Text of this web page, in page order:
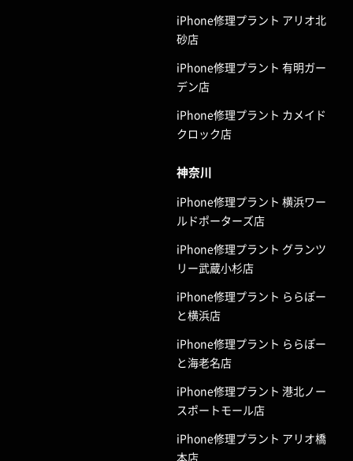
iPhone修理プラント アリオ北
砂店
iPhone修理プラント 有明ガー
デン店
iPhone修理プラント カメイド
クロック店
神奈川
iPhone修理プラント 横浜ワー
ルドポーターズ店
iPhone修理プラント グランツ
リー武蔵小杉店
iPhone修理プラント ららぽー
と横浜店
iPhone修理プラント ららぽー
と海老名店
iPhone修理プラント 港北ノー
スポートモール店
iPhone修理プラント アリオ橋
本店